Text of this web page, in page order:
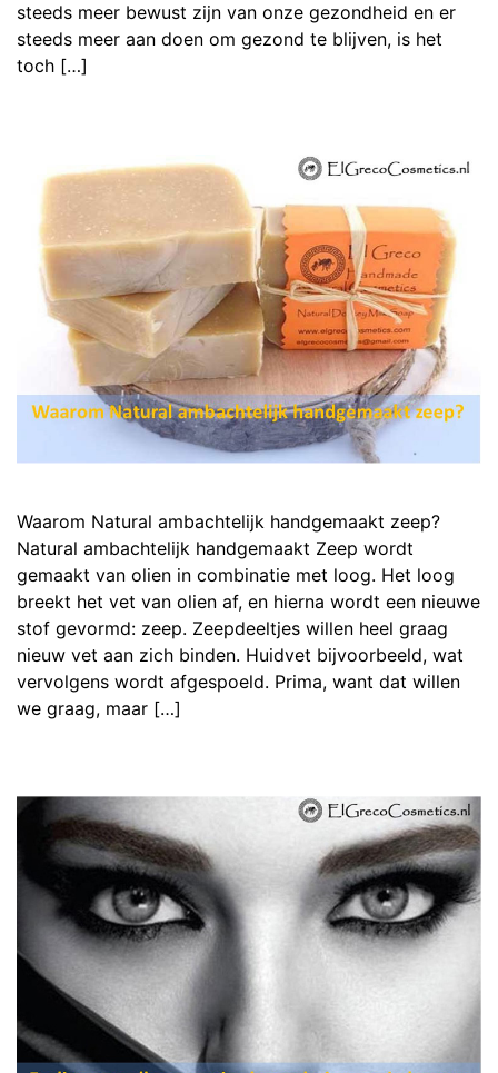
steeds meer bewust zijn van onze gezondheid en er
steeds meer aan doen om gezond te blijven, is het
toch […]
Waarom Natural ambachtelijk handgemaakt zeep?
Natural ambachtelijk handgemaakt Zeep wordt
gemaakt van olien in combinatie met loog. Het loog
breekt het vet van olien af, en hierna wordt een nieuwe
stof gevormd: zeep. Zeepdeeltjes willen heel graag
nieuw vet aan zich binden. Huidvet bijvoorbeeld, wat
vervolgens wordt afgespoeld. Prima, want dat willen
we graag, maar […]